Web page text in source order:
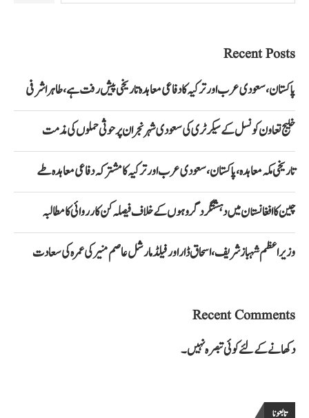
Recent Posts
پاکستان، سعودی عرب اور ترکیہ کا دفاعی معاہدہ تاریخی پیش رفت ہے، طاہر اشرفی
خلیج تعاون کونسل کے سیکرٹری کی سعودی شہر نجران پر حوثی حملوں کی مذمت
تاریخی مکہ معاہدہ، پاکستان، سعودی عرب اور ترکیہ کا مشترکہ دفاعی معاہدہ طے
چین کا افغانستان میں دہشتگرد گروہوں کے خلاف فیصلہ کن کارروائی کا مطالبہ
وزیراعظم شہباز شریف، اسحاق ڈار اور فیلڈ مارشل عاصم منیر کی عمرہ کی سعادت
Recent Comments
دکھانے کے لئے کوئی تبصرہ نہیں۔
تابعونا